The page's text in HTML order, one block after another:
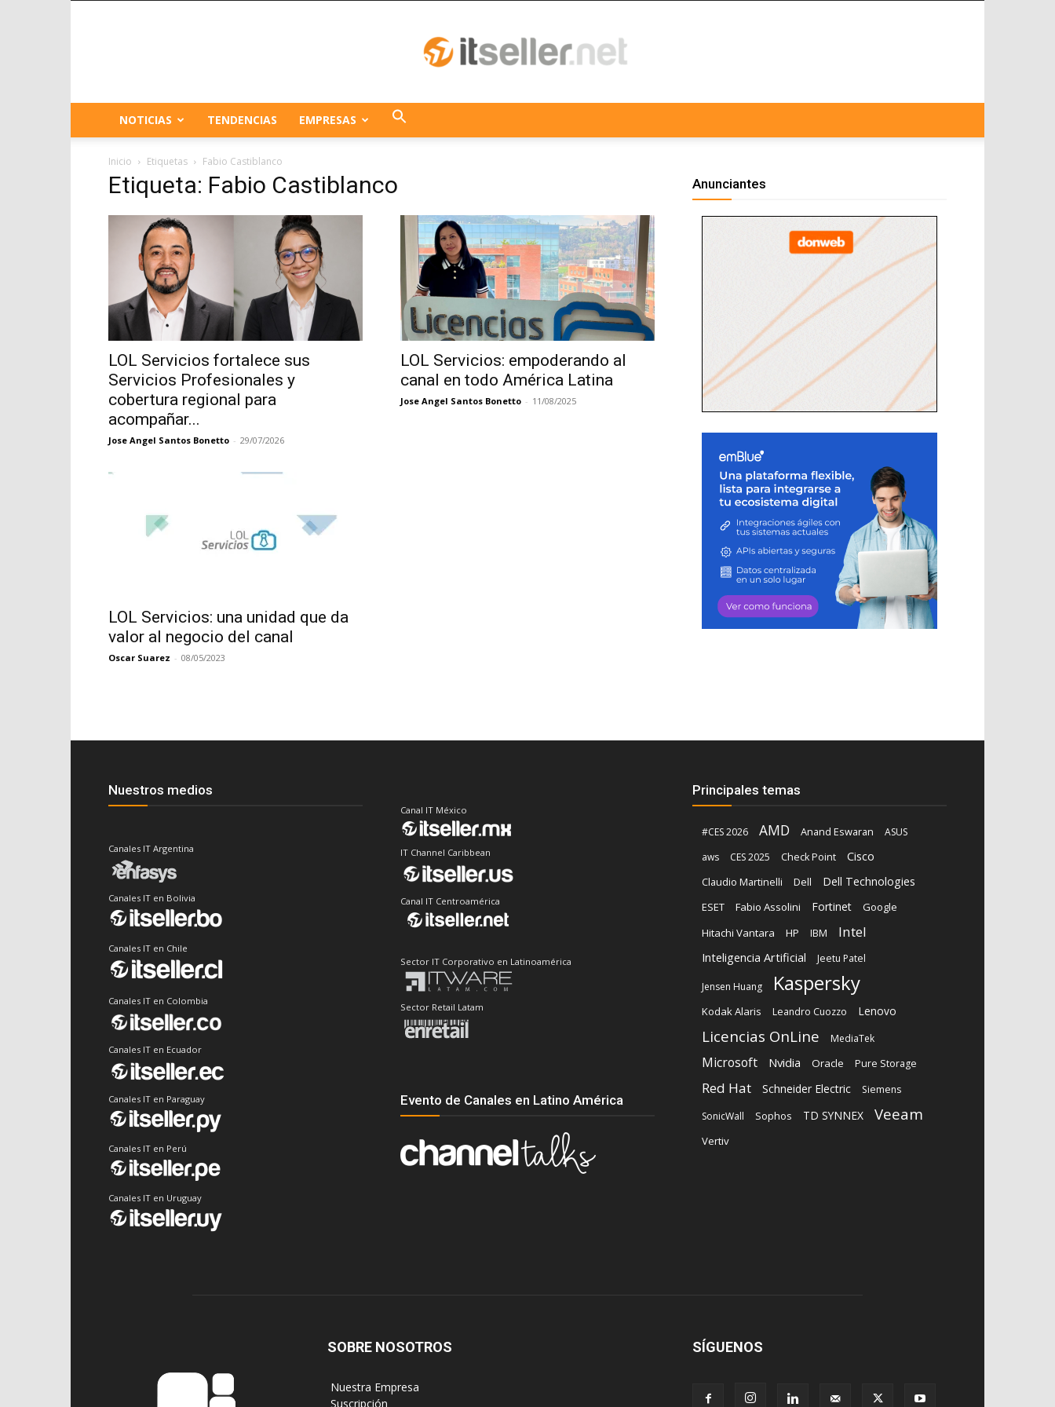
Centroamérica
NOTICIAS TENDENCIAS EMPRESAS
Inicio Etiquetas Fabio Castiblanco
Etiqueta: Fabio Castiblanco
LOL Servicios fortalece sus
Servicios Profesionales y
cobertura regional para
acompañar...
Jose Angel Santos Bonetto - 29/07/2026
LOL Servicios: empoderando al
canal en todo América Latina
Jose Angel Santos Bonetto - 11/08/2025
LOL Servicios: una unidad que da
valor al negocio del canal
Oscar Suarez - 08/05/2023
Anunciantes
Nuestros medios
Canales IT Argentina
Canales IT en Bolivia
Canales IT en Chile
Canales IT en Colombia
Canales IT en Ecuador
Canales IT en Paraguay
Canales IT en Perú
Canales IT en Uruguay
Canal IT México
IT Channel Caribbean
Canal IT Centroamérica
Sector IT Corporativo en Latinoamérica
Sector Retail Latam
Evento de Canales en Latino América
Principales temas
#CES 2026 AMD Anand Eswaran
ASUS
aws
CES 2025 Check Point Cisco
Claudio Martinelli Dell Dell Technologies
ESET Fabio Assolini Fortinet
Google
Hitachi Vantara
HP IBM Intel
Inteligencia Artificial Jeetu Patel
Jensen Huang Kaspersky
Kodak Alaris Leandro Cuozzo Lenovo
Licencias OnLine MediaTek
Microsoft Nvidia Oracle Pure Storage
Red Hat Schneider Electric
Siemens
SonicWall
Sophos TD SYNNEX Veeam
Vertiv
SOBRE NOSOTROS
‎ Nuestra Empresa
‎ Suscripción
SÍGUENOS